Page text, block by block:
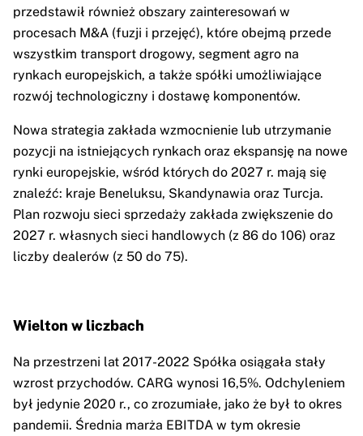
przedstawił również obszary zainteresowań w
procesach M&A (fuzji i przejęć), które obejmą przede
wszystkim transport drogowy, segment agro na
rynkach europejskich, a także spółki umożliwiające
rozwój technologiczny i dostawę komponentów.
Nowa strategia zakłada wzmocnienie lub utrzymanie
pozycji na istniejących rynkach oraz ekspansję na nowe
rynki europejskie, wśród których do 2027 r. mają się
znaleźć: kraje Beneluksu, Skandynawia oraz Turcja.
Plan rozwoju sieci sprzedaży zakłada zwiększenie do
2027 r. własnych sieci handlowych (z 86 do 106) oraz
liczby dealerów (z 50 do 75).
Wielton w liczbach
Na przestrzeni lat 2017-2022 Spółka osiągała stały
wzrost przychodów. CARG wynosi 16,5%. Odchyleniem
był jedynie 2020 r., co zrozumiałe, jako że był to okres
pandemii. Średnia marża EBITDA w tym okresie